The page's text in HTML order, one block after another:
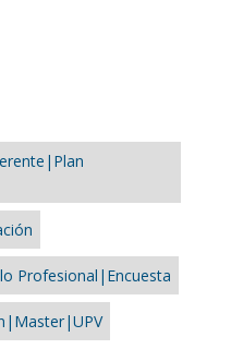
Profesional|Encuesta